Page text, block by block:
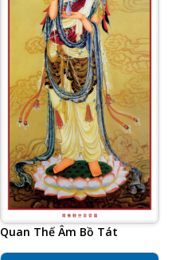
Quan Thế Âm Bồ Tát